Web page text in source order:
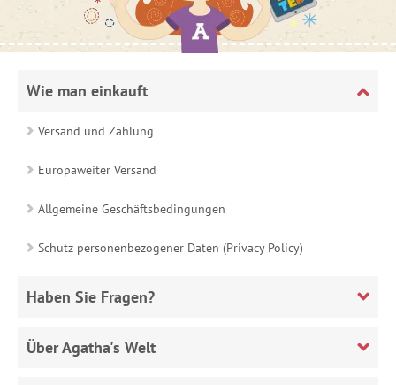
Wie man einkauft
Versand und Zahlung
Europaweiter Versand
Allgemeine Geschäftsbedingungen
Schutz personenbezogener Daten (Privacy Policy)
Haben Sie Fragen?
Über Agatha's Welt